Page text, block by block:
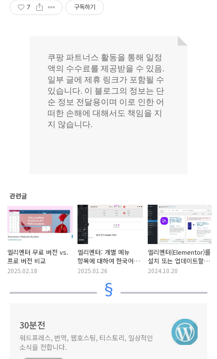
7 구독하기
관련글
엘리멘터 무료 버전 vs.
프로 버전 비교
2025.02.18
엘리멘터: 개별 메뉴
항목에 대하여 한국어
메가 메뉴 구현
2025.01.26
엘리멘터(Elementor)를
설치 또는 업데이트할
수 없는 경우
2024.10.20
30분전
워드프레스, 번역, 웹호스팅, 티스토리, 일상적인
소식을 전합니다.